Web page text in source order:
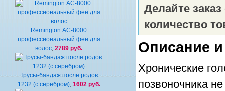
Remington АС-8000
профессиональный фен для
волос ,2789 руб.
Трусы-бандаж после родов
1232 (c cеребром), 1602 руб.
Делайте
количество
Описание
Хронические
позвоночника